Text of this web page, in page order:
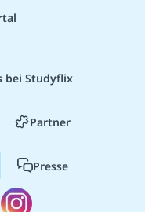
bei Studyflix
Partner
Presse